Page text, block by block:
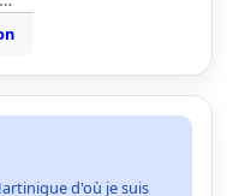
d'où je suis